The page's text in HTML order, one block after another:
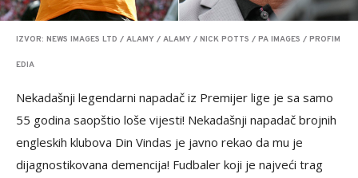
IZVOR: NEWS IMAGES LTD / ALAMY / ALAMY / NICK POTTS / PA IMAGES / PROFIM
EDIA
Nekadašnji legendarni napadač iz Premijer lige je sa samo
55 godina saopštio loše vijesti! Nekadašnji napadač brojnih
engleskih klubova Din Vindas je javno rekao da mu je
dijagnostikovana demencija! Fudbaler koji je najveći trag